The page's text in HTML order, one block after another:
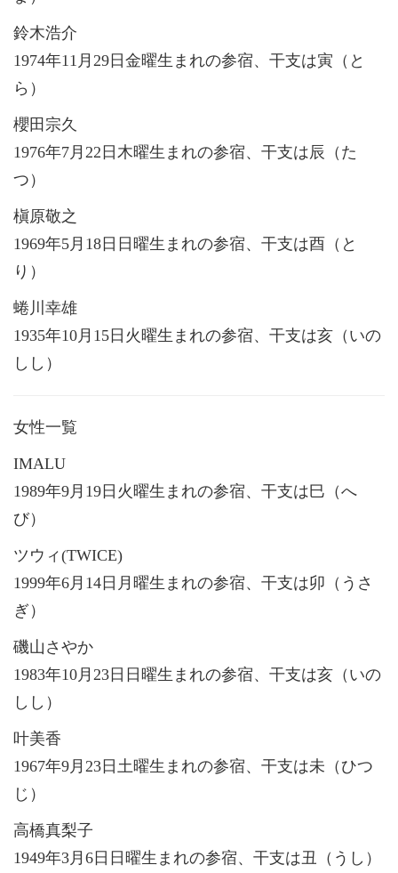
鈴木浩介
1974年11月29日金曜生まれの参宿、干支は寅（と
ら）
櫻田宗久
1976年7月22日木曜生まれの参宿、干支は辰（た
つ）
槇原敬之
1969年5月18日日曜生まれの参宿、干支は酉（と
り）
蜷川幸雄
1935年10月15日火曜生まれの参宿、干支は亥（いの
しし）
女性一覧
IMALU
1989年9月19日火曜生まれの参宿、干支は巳（へ
び）
ツウィ(TWICE)
1999年6月14日月曜生まれの参宿、干支は卯（うさ
ぎ）
磯山さやか
1983年10月23日日曜生まれの参宿、干支は亥（いの
しし）
叶美香
1967年9月23日土曜生まれの参宿、干支は未（ひつ
じ）
高橋真梨子
1949年3月6日日曜生まれの参宿、干支は丑（うし）